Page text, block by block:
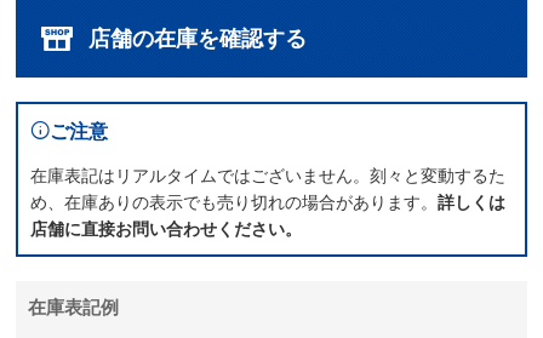
店舗の在庫を確認する
ご注意
在庫表記はリアルタイムではございません。刻々と変動するた
め、在庫ありの表示でも売り切れの場合があります。詳しくは
店舗に直接お問い合わせください。
在庫表記例